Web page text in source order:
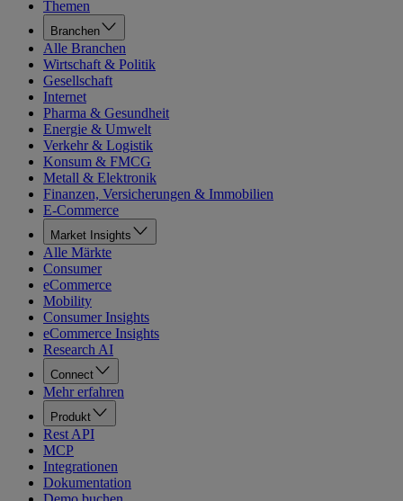
Themen
Branchen
Alle Branchen
Wirtschaft & Politik
Gesellschaft
Internet
Pharma & Gesundheit
Energie & Umwelt
Verkehr & Logistik
Konsum & FMCG
Metall & Elektronik
Finanzen, Versicherungen & Immobilien
E-Commerce
Market Insights
Alle Märkte
Consumer
eCommerce
Mobility
Consumer Insights
eCommerce Insights
Research AI
Connect
Mehr erfahren
Produkt
Rest API
MCP
Integrationen
Dokumentation